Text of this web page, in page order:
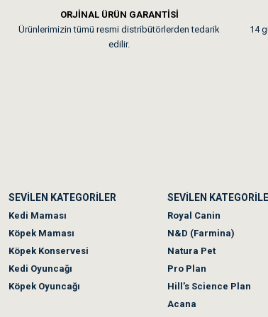
Kedilerim
Akşam
ORJİNAL ÜRÜN GARANTİSİ
Ürünlerimizin tümü resmi distribütörlerden tedarik
edilir.
14
SEVİLEN KATEGORİLER
Kedi Maması
Köpek Maması
Köpek Konservesi
Kedi Oyuncağı
Köpek Oyuncağı
SEVİLEN
Royal Canin
N&D (Farmina)
Natura Pet
Pro Plan
Hill’s Science Plan
Acana